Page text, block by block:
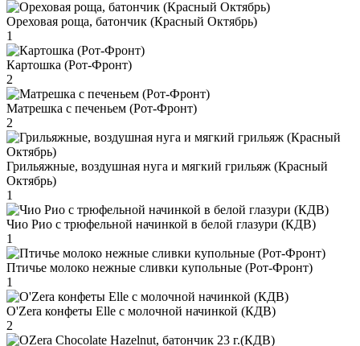
Ореховая роща, батончик (Красный Октябрь)
1
Картошка (Рот-Фронт)
2
Матрешка с печеньем (Рот-Фронт)
2
Грильяжные, воздушная нуга и мягкий грильяж (Красный
Октябрь)
1
Чио Рио с трюфельной начинкой в белой глазури (КДВ)
1
Птичье молоко нежные сливки купольные (Рот-Фронт)
1
O'Zera конфеты Elle с молочной начинкой (КДВ)
2